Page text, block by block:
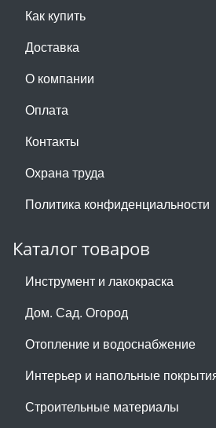
Как купить
Доставка
О компании
Оплата
Контакты
Охрана труда
Политика конфиденциальности
Каталог товаров
Инструмент и лакокраска
Дом. Сад. Огород
Отопление и водоснабжение
Интерьер и напольные
Строительные материалы